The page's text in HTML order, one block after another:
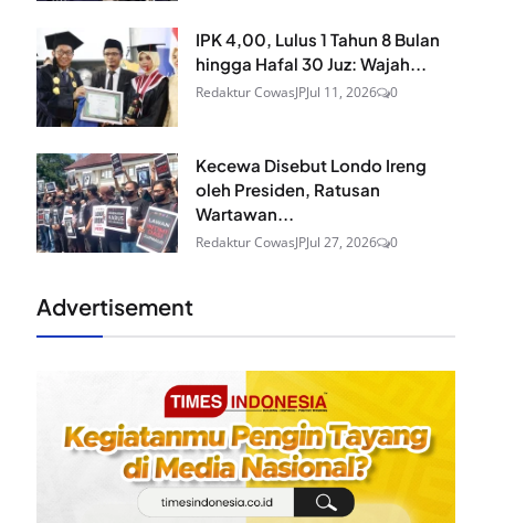
IPK 4,00, Lulus 1 Tahun 8 Bulan
hingga Hafal 30 Juz: Wajah...
Redaktur CowasJPJul 11, 2026 0
Kecewa Disebut Londo Ireng
oleh Presiden, Ratusan
Wartawan...
Redaktur CowasJPJul 27, 2026 0
Advertisement